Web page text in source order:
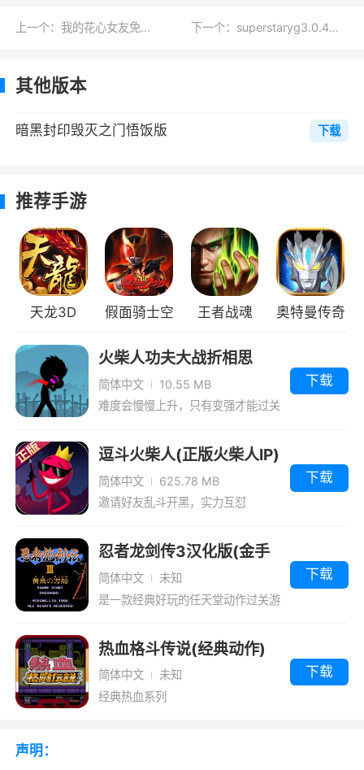
放，街机操作模式真实还原，更有隐藏boss全面
解锁，多样的对战模式等丰富玩法，深受众多街
机玩家喜爱，比赛场地任您挑选，激情碰撞，感
戏画面充满了历史的厚重感，游戏中玩家将通过
上帝视角经历游戏的冒险挑战，操控角色挑战难
关，消灭各种魔物，成功突围
3、暗黑封印毁灭之门(无限血)是款画风暗黑
的生存冒险手游。游戏中玩家们可以在这里体验
到全新的生存冒险玩法，带你在这里感受到与众
不同的地牢探险之旅。你还等什么
上一个：我的花心女友免费版 下一个：superstaryg3.0.4版本
其他版本
暗黑封印毁灭之门悟饭版 下载
推荐手游
天龙3D
假面骑士空
王者战魂
奥特曼传奇
火柴人功夫大战折相思
简体中文
10.55 MB
难度会慢慢上升，只有变强才能过关
下载
逗斗火柴人(正版火柴人IP)
简体中文
625.78 MB
邀请好友乱斗开黑，实力互怼
下载
忍者龙剑传3汉化版(金手
指)
简体中文
未知
是一款经典好玩的任天堂动作过关游
下载
热血格斗传说(经典动作)
简体中文
未知
经典热血系列
下载
声明：